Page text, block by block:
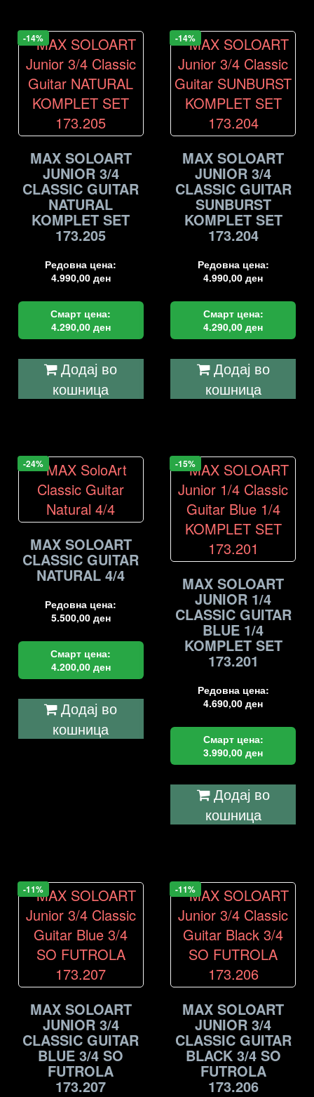
-14%
MAX SOLOART
JUNIOR 3/4
CLASSIC GUITAR
NATURAL
KOMPLET SET
173.205
Редовна цена:
4.990,00 ден
Смарт цена:
4.290,00 ден
Додај во
кошница
-14%
MAX SOLOART
JUNIOR 3/4
CLASSIC GUITAR
SUNBURST
KOMPLET SET
173.204
Редовна цена:
4.990,00ден
Смарт цена:
4.290,00ден
Додај во
кошница
-24%
MAX SOLOART
CLASSIC GUITAR
NATURAL 4/4
Редовна цена:
5.500,00 ден
Смарт цена:
4.200,00 ден
Додај во
кошница
-15%
MAX SOLOART
JUNIOR 1/4
CLASSIC GUITAR
BLUE 1/4
KOMPLET SET
173.201
Редовна цена:
4.690,00ден
Смарт цена:
3.990,00ден
Додај во
кошница
-11%
MAX SOLOART
JUNIOR 3/4
CLASSIC GUITAR
BLUE 3/4 SO
FUTROLA
173.207
-11%
MAX SOLOART
JUNIOR 3/4
CLASSIC GUITAR
BLACK 3/4 SO
FUTROLA
173.206